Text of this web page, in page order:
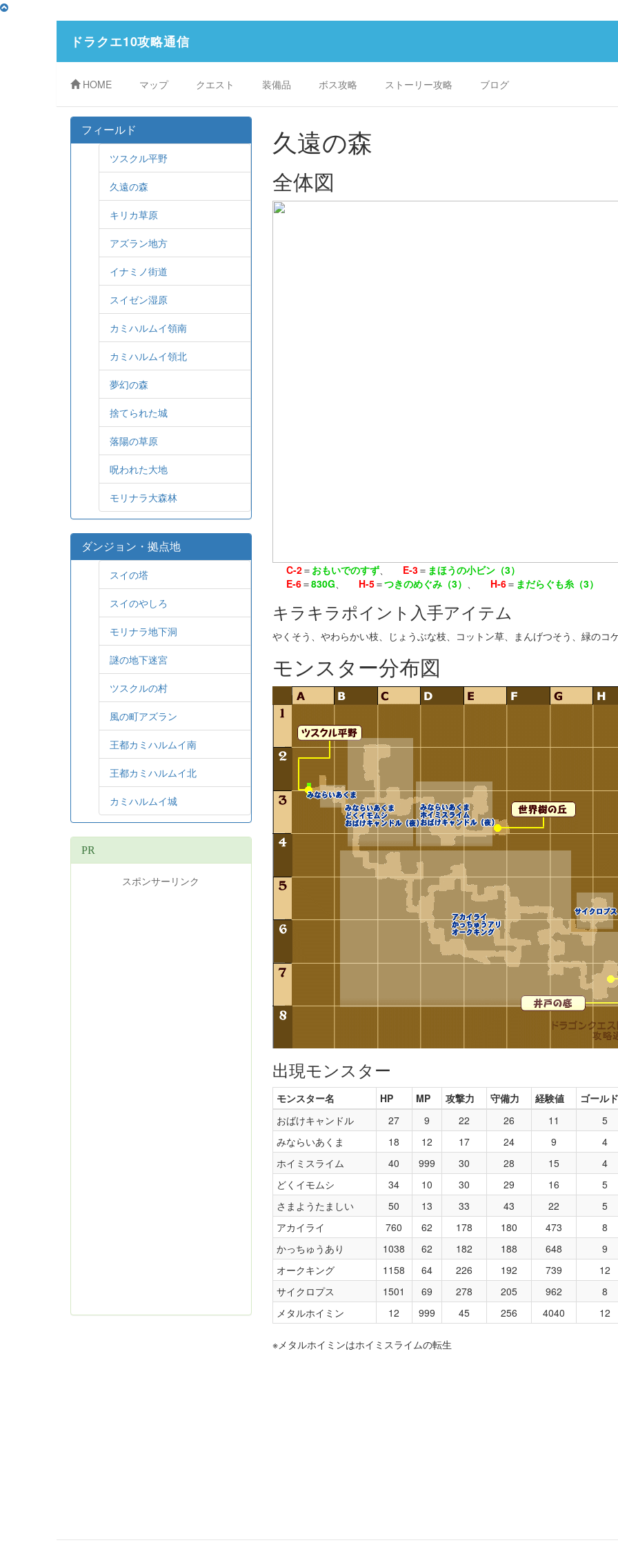
ドラクエ10攻略通信
HOME マップ クエスト 装備品 ボス攻略 ストーリー攻略 ブログ
久遠の森
全体図
C-2＝ おもいでのすず、 E-3＝ まほうの小ビン（3）
E-6＝830G、 H-5＝つきのめぐみ（3） 、 H-6＝ まだらぐも糸（3）
キラキラポイント入手アイテム
やくそう、やわらかい枝、じょうぶな枝、コットン草、まんげつそう、緑のコ
モンスター分布図
出現モンスター
モンスター名 HP MP 攻撃力 守備力 経験値
ゴールド
おばけキャンドル
27 9 22 26 11
5
みならいあくま
18 12 17 24 9
4
ホイミスライム
40 999 30 28 15
4
どくイモムシ
34 10 30 29 16
5
さまようたましい
50 13 33 43 22
5
アカイライ
760 62 178 180 473
8
かっちゅうあり
1038 62 182 188 648
9
オークキング
1158 64 226 192 739
12
サイクロプス
1501 69 278 205 962
8
メタルホイミン
12 999 45 256 4040 12
※メタルホイミンはホイミスライムの転生
フィールド
ツスクル平野
久遠の森
キリカ草原
アズラン地方
イナミノ街道
スイゼン湿原
カミハルムイ領南
カミハルムイ領北
夢幻の森
捨てられた城
落陽の草原
呪われた大地
モリナラ大森林
ダンジョン・拠点地
スイの塔
スイのやしろ
モリナラ地下洞
謎の地下迷宮
ツスクルの村
風の町アズラン
王都カミハルムイ南
王都カミハルムイ北
カミハルムイ城
PR
スポンサーリンク